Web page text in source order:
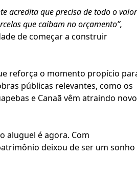
acredita que precisa de todo o valor
que caibam no orçamento”,
de começar a construir
reforça o momento propício
públicas relevantes, como os
e Canaã vêm atraindo
aluguel é agora. Com
deixou de ser um sonho